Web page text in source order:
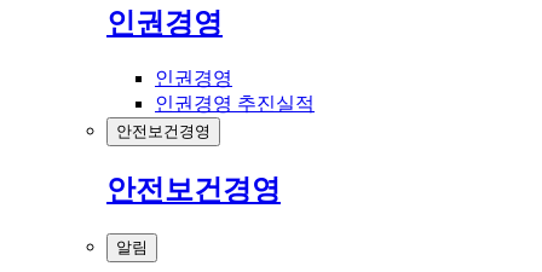
인권경영
인권경영
인권경영 추진실적
안전보건경영
안전보건경영
알림